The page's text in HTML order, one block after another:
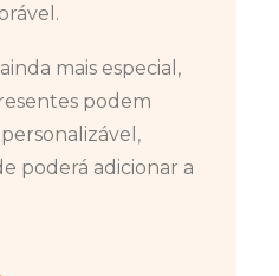
mais especial,
podem
poderá adicionar a